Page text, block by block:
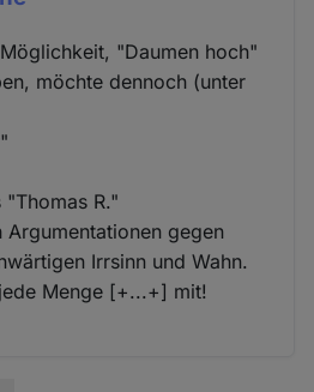
"Daumen hoch"
möchte dennoch (unter
R."
Argumentationen gegen
Irrsinn und Wahn.
Menge [+...+] mit!